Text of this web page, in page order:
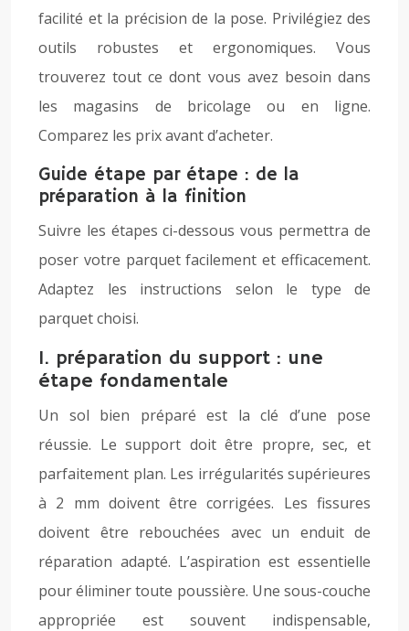
facilité et la précision de la pose. Privilégiez des
outils robustes et ergonomiques. Vous
trouverez tout ce dont vous avez besoin dans
les magasins de bricolage ou en ligne.
Comparez les prix avant d’acheter.
Guide étape par étape : de la
préparation à la finition
Suivre les étapes ci-dessous vous permettra de
poser votre parquet facilement et efficacement.
Adaptez les instructions selon le type de
parquet choisi.
1. préparation du support : une
étape fondamentale
Un sol bien préparé est la clé d’une pose
réussie. Le support doit être propre, sec, et
parfaitement plan. Les irrégularités supérieures
à 2 mm doivent être corrigées. Les fissures
doivent être rebouchées avec un enduit de
réparation adapté. L’aspiration est essentielle
pour éliminer toute poussière. Une sous-couche
appropriée est souvent indispensable,